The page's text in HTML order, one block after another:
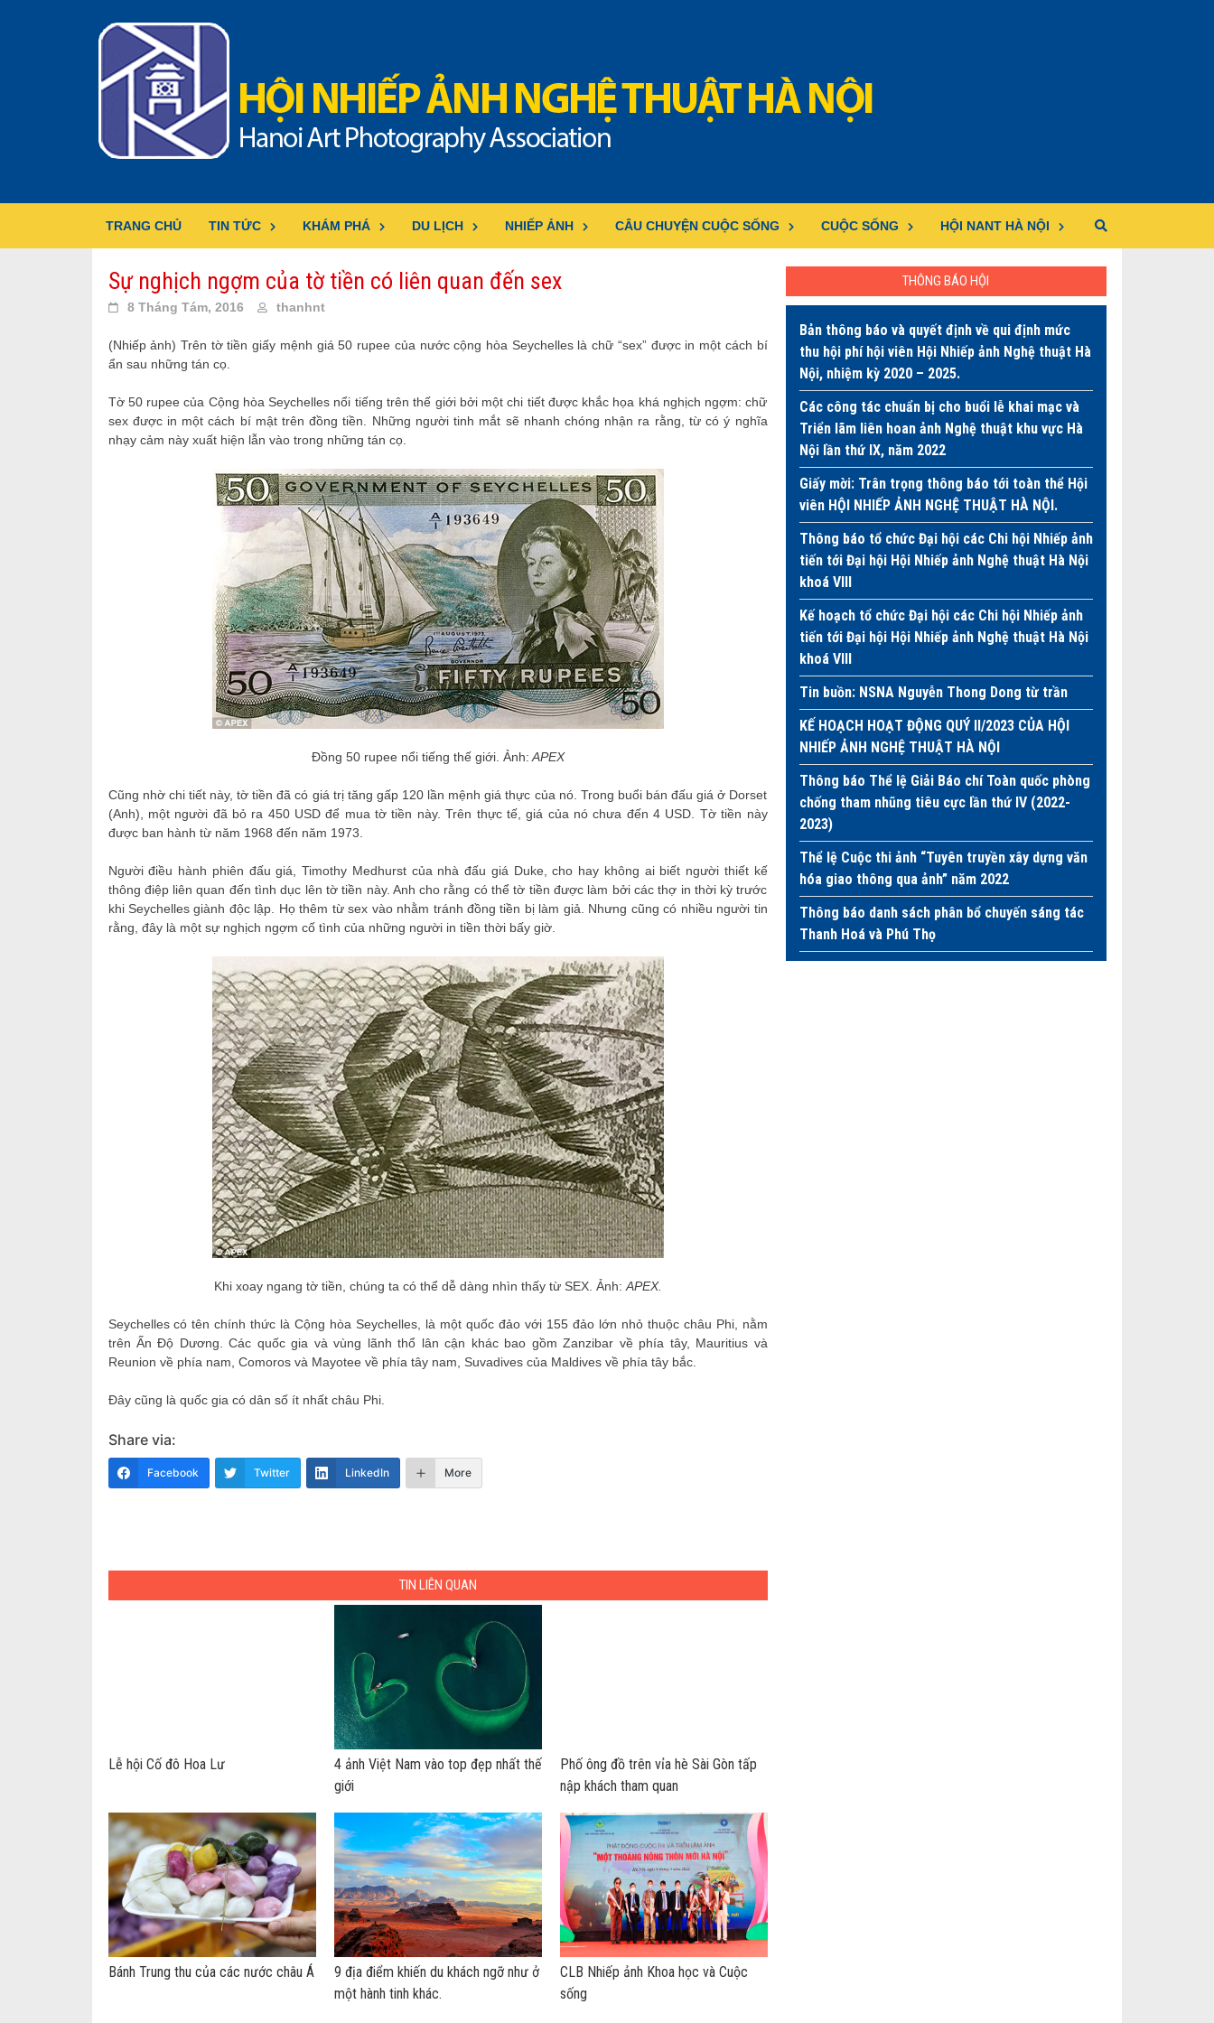
TRANG CHỦ TIN TỨC KHÁM PHÁ DU LỊCH NHIẾP ẢNH CÂU CHUYỆN CUỘC SỐNG CUỘC SỐNG HỘI NANT HÀ NỘI
Sự nghịch ngợm của tờ tiền có liên quan đến sex
8 Tháng Tám, 2016 thanhnt
(Nhiếp ảnh) Trên tờ tiền giấy mệnh giá 50 rupee của nước cộng hòa Seychelles là chữ “sex” được in một cách bí
ẩn sau những tán cọ.
Tờ 50 rupee của Cộng hòa Seychelles nổi tiếng trên thế giới bởi một chi tiết được khắc họa khá nghịch ngợm: chữ
sex được in một cách bí mật trên đồng tiền.
Những người tinh mắt sẽ nhanh chóng nhận ra rằng, từ có ý nghĩa
nhạy cảm này xuất hiện lẫn vào trong những tán cọ.
Đồng 50 rupee nổi tiếng thế giới. Ảnh: APEX
Cũng nhờ chi tiết này, tờ tiền đã có giá trị tăng gấp 120 lần mệnh giá thực của nó. Trong buổi bán đấu giá ở Dorset
(Anh), một người đã bỏ ra 450 USD để mua tờ tiền này. Trên thực tế, giá của nó chưa đến 4 USD. Tờ tiền này
được ban hành từ năm 1968 đến năm 1973.
Người điều hành phiên đấu giá, Timothy Medhurst của nhà đấu giá Duke, cho hay không ai biết người thiết kế
thông điệp liên quan đến tình dục lên tờ tiền này. Anh cho rằng có thể tờ tiền được làm bởi các thợ in thời kỳ trước
khi Seychelles giành độc lập. Họ thêm từ sex vào nhằm tránh đồng tiền bị làm giả. Nhưng cũng có nhiều người tin
rằng, đây là một sự nghịch ngợm cố tình của những người in tiền thời bấy giờ.
Khi xoay ngang tờ tiền, chúng ta có thể dễ dàng nhìn thấy từ SEX. Ảnh: APEX.
Seychelles có tên chính thức là Cộng hòa Seychelles, là một quốc đảo với 155 đảo lớn nhỏ thuộc châu Phi, nằm
trên Ấn Độ Dương. Các quốc gia và vùng lãnh thổ lân cận khác bao gồm Zanzibar về phía tây, Mauritius và
Reunion về phía nam, Comoros và Mayotee về phía tây nam, Suvadives của Maldives về phía tây bắc.
Đây cũng là quốc gia có dân số ít nhất châu Phi.
Share via:
Facebook Twitter LinkedIn More
TIN LIÊN QUAN
Lễ hội Cố đô Hoa Lư
4 ảnh Việt Nam vào top đẹp nhất thế
giới
Phố ông đồ trên vỉa hè Sài Gòn tấp
nập khách tham quan
Bánh Trung thu của các nước châu Á
9 địa điểm khiến du khách ngỡ như ở
một hành tinh khác.
CLB Nhiếp ảnh Khoa học và Cuộc
sống
THÔNG BÁO HỘI
Bản thông báo và quyết định về qui định mức
thu hội phí hội viên Hội Nhiếp ảnh Nghệ thuật Hà
Nội, nhiệm kỳ 2020 – 2025.
Các công tác chuẩn bị cho buổi lễ khai mạc và
Triển lãm liên hoan ảnh Nghệ thuật khu vực Hà
Nội lần thứ IX, năm 2022
Giấy mời: Trân trọng thông báo tới toàn thể Hội
viên HỘI NHIẾP ẢNH NGHỆ THUẬT HÀ NỘI.
Thông báo tổ chức Đại hội các Chi hội Nhiếp ảnh
tiến tới Đại hội Hội Nhiếp ảnh Nghệ thuật Hà Nội
khoá VIII
Kế hoạch tổ chức Đại hội các Chi hội Nhiếp ảnh
tiến tới Đại hội Hội Nhiếp ảnh Nghệ thuật Hà Nội
khoá VIII
Tin buồn: NSNA Nguyễn Thong Dong từ trần
KẾ HOẠCH HOẠT ĐỘNG QUÝ II/2023 CỦA HỘI
NHIẾP ẢNH NGHỆ THUẬT HÀ NỘI
Thông báo Thể lệ Giải Báo chí Toàn quốc phòng
chống tham nhũng tiêu cực lần thứ IV (2022-
2023)
Thể lệ Cuộc thi ảnh “Tuyên truyền xây dựng văn
hóa giao thông qua ảnh” năm 2022
Thông báo danh sách phân bổ chuyến sáng tác
Thanh Hoá và Phú Thọ